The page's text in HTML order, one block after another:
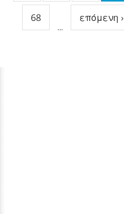
68
…
επόμενη ›